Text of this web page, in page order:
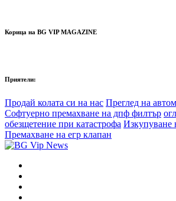
Корица на BG VIP MAGAZINE
Приятели:
Продай колата си на нас Преглед на
Софтуерно премахване на дпф филтър
обезщетение при катастрофа Изкупуване
Премахване на егр клапан